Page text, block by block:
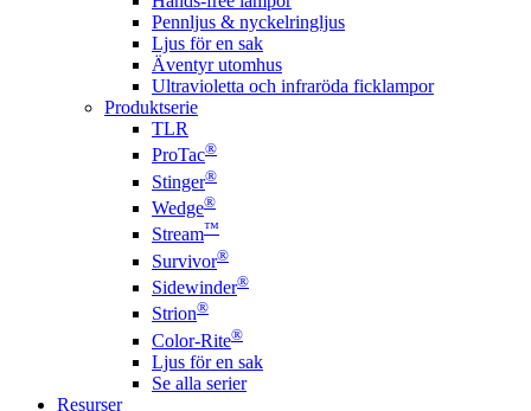
Pennljus & nyckelringljus
Ljus för en sak
Äventyr utomhus
Ultravioletta och infraröda ficklampor
Produktserie
TLR
ProTac®
Stinger®
Wedge®
Stream™
Survivor®
Sidewinder®
Strion®
Color-Rite®
Ljus för en sak
Se alla serier
Resurser